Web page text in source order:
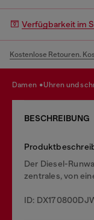
Verfügbarkeit im
Kostenlose Retouren.
damen uhren und
BESCHREIBUNG
Der Diesel-
zentrales, von
ID: